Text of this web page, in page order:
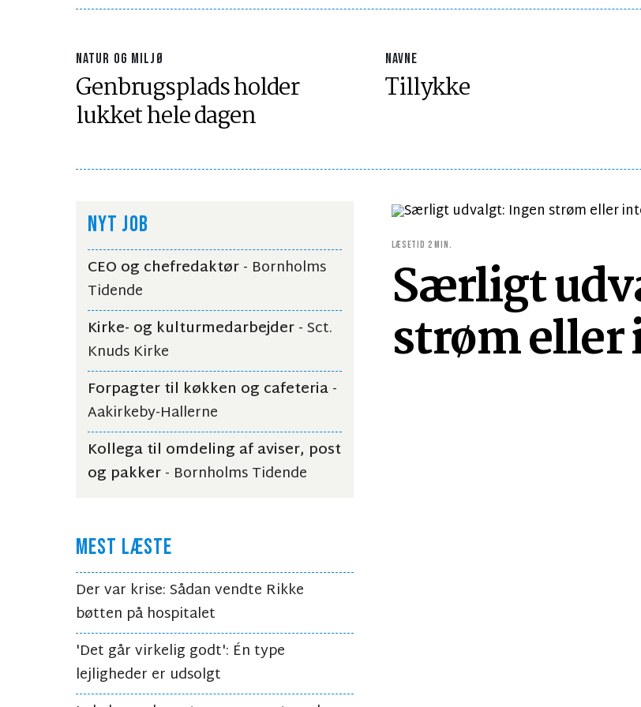
NATUR OG MILJØ
Genbrugsplads holder
lukket hele dagen
NAVNE
Tillykke
NYT JOB
CEO og chefredaktør- Bornholms
Tidende
Kirke- og kulturmedarbejder- Sct.
Knuds Kirke
Forpagter til køkken og cafeteria-
Aakirkeby-Hallerne
Kollega til omdeling af aviser, post
og pakker- Bornholms Tidende
MEST LÆSTE
Der var krise: Sådan vendte Rikke
bøtten på hospitalet
'Det går virkelig godt': Én type
lejligheder er udsolgt
LÆSETID 2 MIN.
Særligt
strøm